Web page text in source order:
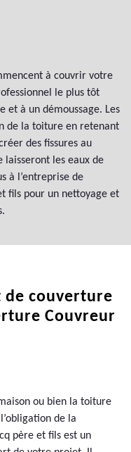
à couvrir votre
le plus tôt
et à un démoussage. Les
de la toiture en retenant
des fissures au
les eaux de
à l’entreprise de
fils pour un nettoyage et
de couverture
Couvreur
ou bien la toiture
de la
père et fils est un